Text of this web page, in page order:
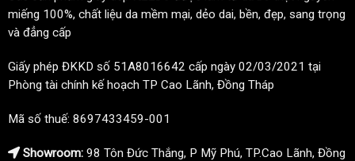
miếng 100%, chất liệu da mềm mại, dẻo dai, bền, đẹp, sang trọng
và đẳng cấp
Giấy phép ĐKKD số 51A8016642 cấp ngày 02/03/2021 tại
Phòng tài chính kế hoạch TP Cao Lãnh, Đồng Tháp
Mã số thuế: 8697433459-001
Showroom: 98 Tôn Đức Thắng, P Mỹ Phú, TP.Cao Lãnh, Đồng